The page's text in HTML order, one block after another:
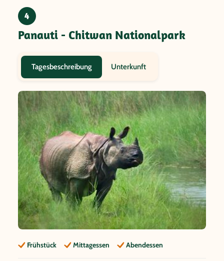
4
Panauti - Chitwan Nationalpark
Tagesbeschreibung Unterkunft
Frühstück Mittagessen Abendessen